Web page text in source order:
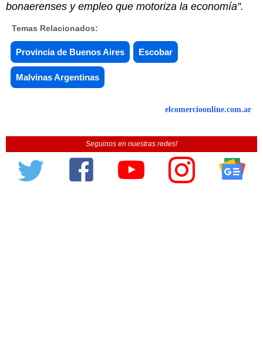
bonaerenses y empleo que motoriza la economía”.
Temas Relacionados:
Provincia de Buenos Aires Escobar
Malvinas Argentinas
elcomercioonline.com.ar
Seguinos en nuestras redes!